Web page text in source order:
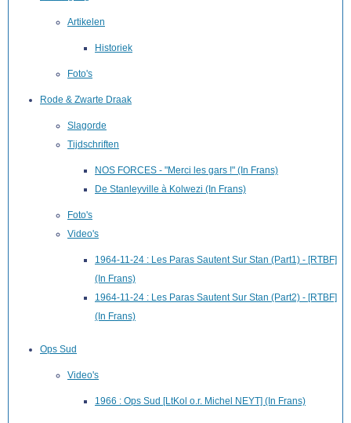
Artikelen
Historiek
Foto's
Rode & Zwarte Draak
Slagorde
Tijdschriften
NOS FORCES - "Merci les gars !" (In Frans)
De Stanleyville à Kolwezi (In Frans)
Foto's
Video's
1964-11-24 : Les Paras Sautent Sur Stan (Part1) - [RTBF]
(In Frans)
1964-11-24 : Les Paras Sautent Sur Stan (Part2) - [RTBF]
(In Frans)
Ops Sud
Video's
1966 : Ops Sud [LtKol o.r. Michel NEYT] (In Frans)